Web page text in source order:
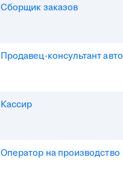
Сборщик заказов
Продавец-консультант авто
Кассир
Оператор на производство